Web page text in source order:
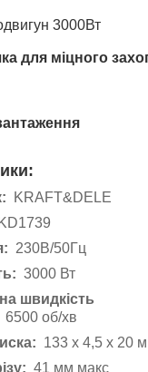
KRAFT&DELE
KD1739
230В/50Гц
3000 Вт
швидкість
6500 об/хв
133 х 4,5 х 20
41 мм макс
для міцного
3000Вт